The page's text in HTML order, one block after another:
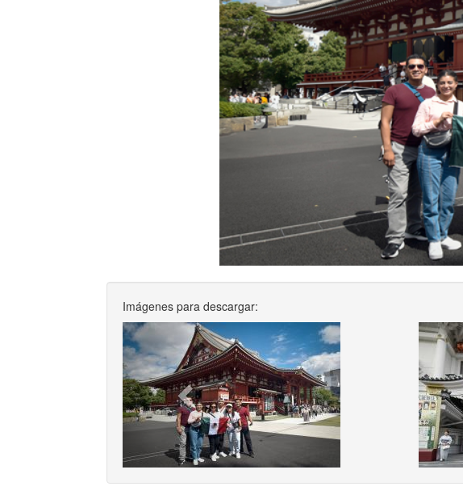
Imágenes para descargar:
Previous